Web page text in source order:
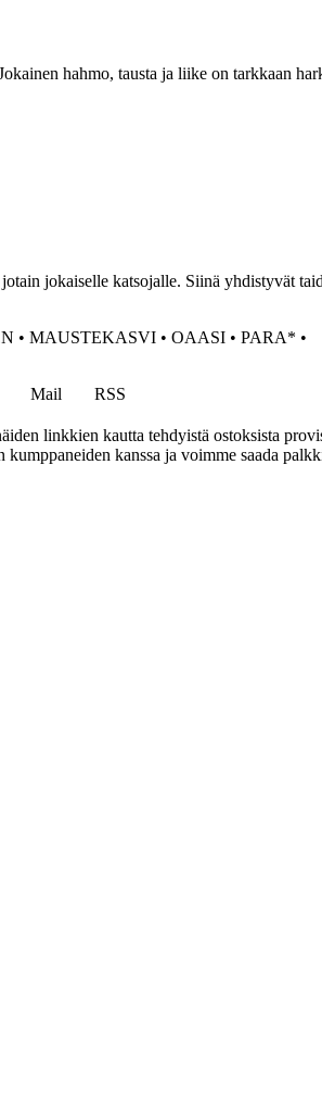
hahmo, tausta ja liike on tarkkaan
jokaiselle katsojalle. Siinä yhdistyvät
• MAUSTEKASVI • OAASI • PARA* •
Mail
RSS
linkkien kautta tehdyistä ostoksista
kanssa ja voimme saada